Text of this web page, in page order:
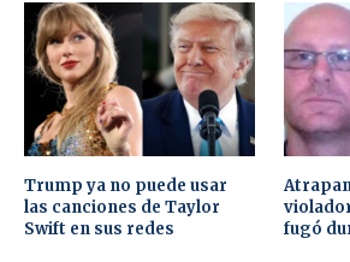
Trump ya no puede usar
las canciones de Taylor
Swift en sus redes
fugó